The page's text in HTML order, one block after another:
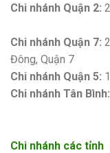
Chi nhánh Quận 2:
Chi nhánh Quận 7:
Đông, Quận 7
Chi nhánh Quận 5:
Chi nhánh Tân Bình:
Chi nhánh các tỉnh